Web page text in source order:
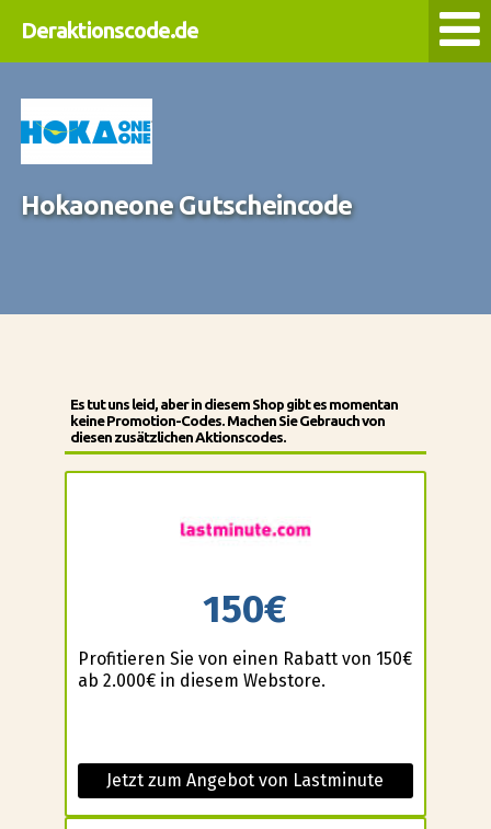
Deraktionscode.de
Hokaoneone Gutscheincode
Es tut uns leid, aber in diesem Shop gibt es momentan
keine Promotion-Codes. Machen Sie Gebrauch von
diesen zusätzlichen Aktionscodes.
150€
Profitieren Sie von einen Rabatt von 150€
ab 2.000€ in diesem Webstore.
Jetzt zum Angebot von Lastminute